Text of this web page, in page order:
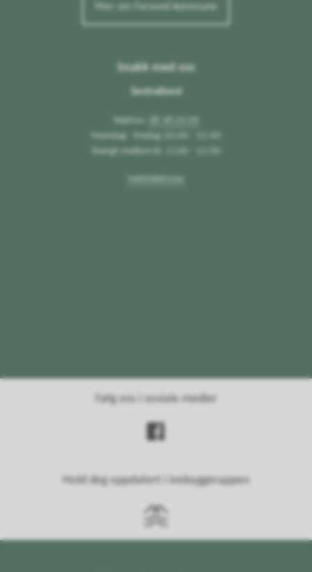
Mer om Farsund kommune
Snakk med oss
Telefon:
Mandag - fredag 10.00 - 15.00
Stengt mellom kl. 1130 - 12.00
Følg oss i sosiale medier
Hold deg oppdatert i innbyggerappen